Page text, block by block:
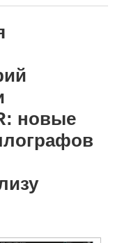
новые